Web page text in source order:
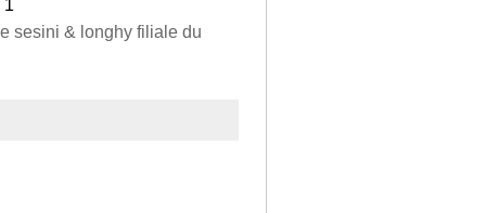
1
sesini & longhy filiale du